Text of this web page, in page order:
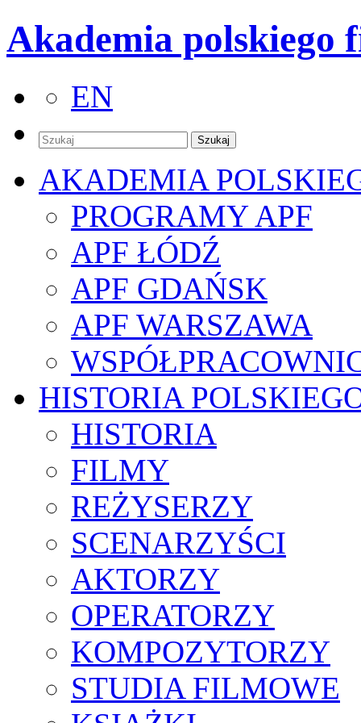
Akademia polskiego
EN
AKADEMIA
PROGRAMY APF
APF ŁÓDŹ
APF GDAŃSK
APF WARSZAWA
HISTORIA
HISTORIA
FILMY
REŻYSERZY
SCENARZYŚCI
AKTORZY
OPERATORZY
KOMPOZYTORZY
STUDIA FILMOWE